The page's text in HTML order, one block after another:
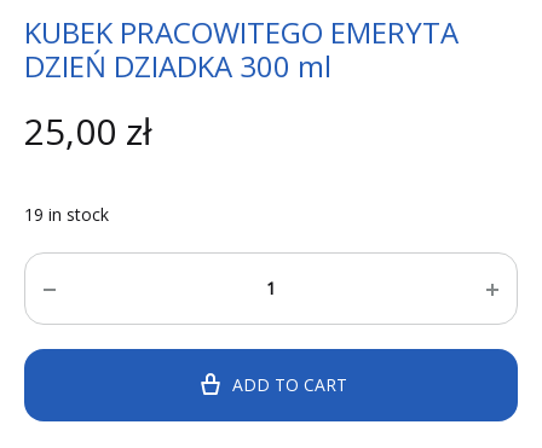
KUBEK PRACOWITEGO EMERYTA
DZIEŃ DZIADKA 300 ml
25,00 zł
19 in stock
Quantity
ADD TO CART